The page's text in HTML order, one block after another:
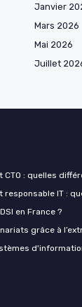
Janvier
Mars 2026
Mai 2026
Juillet
CTO : quelles
responsable IT :
en France ?
grâce à